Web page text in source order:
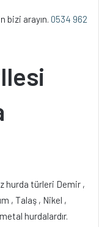
bizi arayın. 0534 962
hurda türleri Demir ,
, Talaş , Nikel ,
hurdalardır.